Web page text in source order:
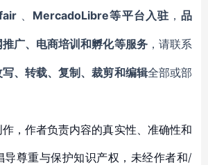
MercadoLibre等平台入驻 ，品
广、电商培训和孵化等服务，请联系
写、转载、复制、裁剪和编辑全部或部
，作者负责内容的真实性、准确性和
导尊重与保护知识产权，未经作者和/